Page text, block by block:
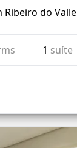
Ribeiro do Valle
1 suíte